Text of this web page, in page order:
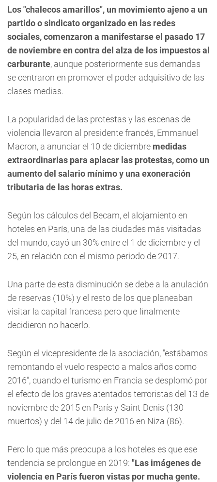
Los "chalecos amarillos", un movimiento ajeno a un
partido o sindicato organizado en las redes
sociales, comenzaron a manifestarse el pasado 17
de noviembre en contra del alza de los impuestos al
carburante, aunque posteriormente sus demandas
se centraron en promover el poder adquisitivo de las
clases medias.
La popularidad de las protestas y las escenas de
violencia llevaron al presidente francés, Emmanuel
Macron, a anunciar el 10 de diciembre medidas
extraordinarias para aplacar las protestas, como un
aumento del salario mínimo y una exoneración
tributaria de las horas extras.
Según los cálculos del Becam, el alojamiento en
hoteles en París, una de las ciudades más visitadas
del mundo, cayó un 30% entre el 1 de diciembre y el
25, en relación con el mismo periodo de 2017.
Una parte de esta disminución se debe a la anulación
de reservas (10%) y el resto de los que planeaban
visitar la capital francesa pero que finalmente
decidieron no hacerlo.
Según el vicepresidente de la asociación, "estábamos
remontando el vuelo respecto a malos años como
2016", cuando el turismo en Francia se desplomó por
el efecto de los graves atentados terroristas del 13 de
noviembre de 2015 en París y Saint-Denis (130
muertos) y del 14 de julio de 2016 en Niza (86).
Pero lo que más preocupa a los hoteles es que ese
tendencia se prolongue en 2019: "Las imágenes de
violencia en París fueron vistas por mucha gente.